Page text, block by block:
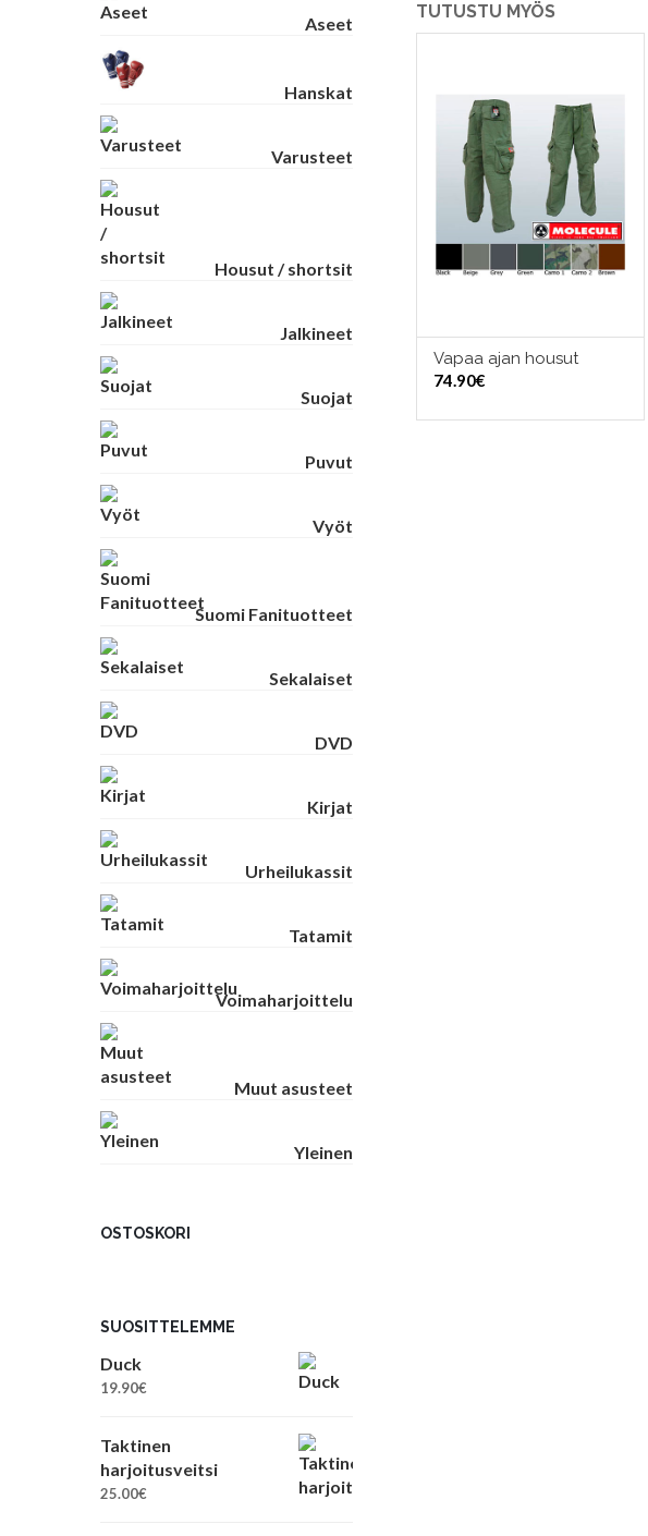
TUTUSTU MYÖS
VALITSE VAIHTOEHDOISTA
Vapaa ajan housut
74.90€
Aseet
Hanskat
Varusteet
Housut / shortsit
Jalkineet
Suojat
Puvut
Vyöt
Suomi Fanituotteet
Sekalaiset
DVD
Kirjat
Urheilukassit
Tatamit
Voimaharjoittelu
Muut asusteet
Yleinen
OSTOSKORI
SUOSITTELEMME
Duck
19.90€
Taktinen
harjoitusveitsi
25.00€